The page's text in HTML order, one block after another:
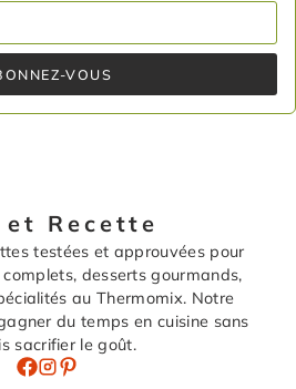
VOUS
Recette
testées et approuvées pour
desserts gourmands,
au Thermomix. Notre
du temps en cuisine sans
sacrifier le goût.